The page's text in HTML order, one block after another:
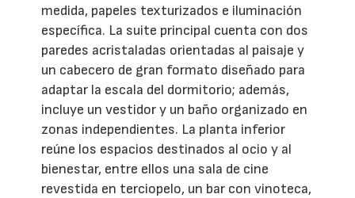
medida, papeles texturizados e iluminación
específica. La suite principal cuenta con dos
paredes acristaladas orientadas al paisaje y
un cabecero de gran formato diseñado para
adaptar la escala del dormitorio; además,
incluye un vestidor y un baño organizado en
zonas independientes. La planta inferior
reúne los espacios destinados al ocio y al
bienestar, entre ellos una sala de cine
revestida en terciopelo, un bar con vinoteca,